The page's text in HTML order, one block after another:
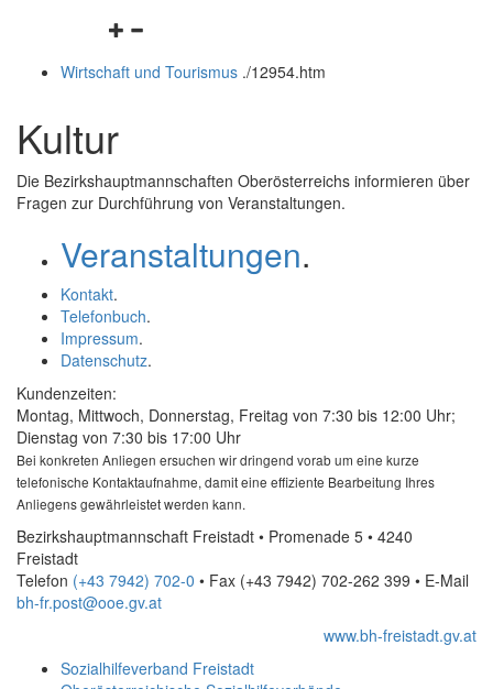
Navigationsmenü
und
Wirtschaft und Tourismus ./12954.htm
Kultur
Die Bezirkshauptmannschaften Oberösterreichs informieren über
Fragen zur Durchführung von Veranstaltungen.
Veranstaltungen.
Kontakt.
Telefonbuch.
Impressum.
Datenschutz.
Kundenzeiten:
Montag, Mittwoch, Donnerstag, Freitag von 7:30 bis 12:00 Uhr;
Dienstag von 7:30 bis 17:00 Uhr
Bei konkreten Anliegen ersuchen wir dringend vorab um eine kurze
telefonische Kontaktaufnahme, damit eine effiziente Bearbeitung Ihres
Anliegens gewährleistet werden kann.
Bezirkshauptmannschaft Freistadt • Promenade 5 • 4240
Freistadt
Telefon (+43 7942) 702-0 • Fax (+43 7942) 702-262 399 • E-Mail
bh-fr.post@ooe.gv.at
www.bh-freistadt.gv.at
Sozialhilfeverband Freistadt